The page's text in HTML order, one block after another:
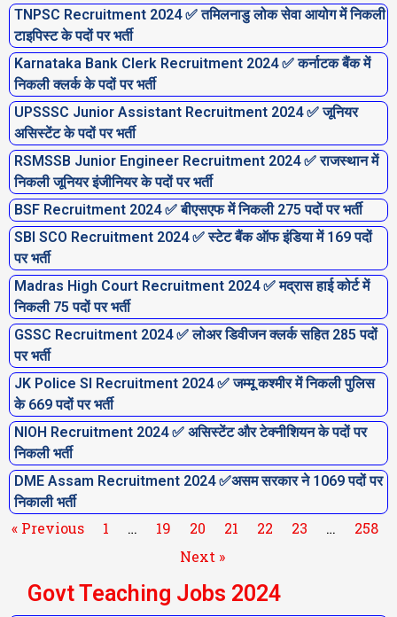
TNPSC Recruitment 2024 ✅ तमिलनाडु लोक सेवा आयोग में निकली
टाइपिस्ट के पदों पर भर्ती
Karnataka Bank Clerk Recruitment 2024 ✅ कर्नाटक बैंक में
निकली क्लर्क के पदों पर भर्ती
UPSSSC Junior Assistant Recruitment 2024 ✅ जूनियर
असिस्टेंट के पदों पर भर्ती
RSMSSB Junior Engineer Recruitment 2024 ✅ राजस्थान में
निकली जूनियर इंजीनियर के पदों पर भर्ती
BSF Recruitment 2024 ✅ बीएसएफ में निकली 275 पदों पर भर्ती
SBI SCO Recruitment 2024 ✅ स्टेट बैंक ऑफ इंडिया में 169 पदों
पर भर्ती
Madras High Court Recruitment 2024 ✅ मद्रास हाई कोर्ट में
निकली 75 पदों पर भर्ती
GSSC Recruitment 2024 ✅ लोअर डिवीजन क्लर्क सहित 285 पदों
पर भर्ती
JK Police SI Recruitment 2024 ✅ जम्मू कश्मीर में निकली पुलिस
के 669 पदों पर भर्ती
NIOH Recruitment 2024 ✅ असिस्टेंट और टेक्नीशियन के पदों पर
निकली भर्ती
DME Assam Recruitment 2024 ✅असम सरकार ने 1069 पदों पर
निकाली भर्ती
« Previous 1 … 19 20 21 22 23 …
258
Next »
Govt Teaching Jobs 2024